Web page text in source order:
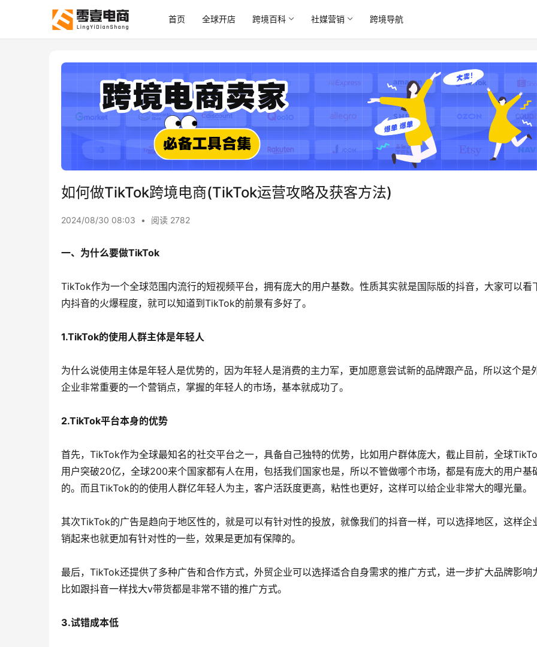
首页 全球开店 跨境百科 社媒营销 跨境导航
如何做TikTok跨境电商(TikTok运营攻略及获客方法)
2024/08/30 08:03 • 阅读 2782
一、为什么要做TikTok‍
TikTok作为一个全球范围内流行的短视频平台，拥有庞大的用户基数。性质其实就是国际版的抖音，大家可以看
内抖音的火爆程度，就可以知道到TikTok的前景有多好了。
1.TikTok的使用人群主体是年轻人
为什么说使用主体是年轻人是优势的，因为年轻人是消费的主力军，更加愿意尝试新的品牌跟产品，所以这个是
企业非常重要的一个营销点，掌握的年轻人的市场，基本就成功了。
2.TikTok平台本身的优势
首先，TikTok作为全球最知名的社交平台之一，具备自己独特的优势，比如用户群体庞大，截止目前，全球
用户突破20亿，全球200来个国家都有人在用，包括我们国家也是，所以不管做哪个市场，都是有庞大的用户基
的。而且TikTok的的使用人群亿年轻人为主，客户活跃度更高，粘性也更好，这样可以给企业非常大的曝光量。
其次TikTok的广告是趋向于地区性的，就是可以有针对性的投放，就像我们的抖音一样，可以选择地区，这样企
销起来也就更加有针对性的一些，效果是更加有保障的。
最后，TikTok还提供了多种广告和合作方式，外贸企业可以选择适合自身需求的推广方式，进一步扩大品牌影响
比如跟抖音一样找大v带货都是非常不错的推广方式。
3.试错成本低